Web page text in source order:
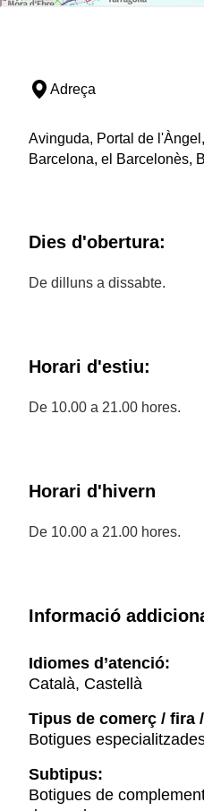
Adreça
Avinguda, Portal de
Barcelona, el Barcelonès,
Dies d'obertura:
De dilluns a dissabte.
Horari d'estiu:
De 10.00 a 21.00 hores.
Horari d'hivern
De 10.00 a 21.00 hores.
Informació
Idiomes d’atenció:
Català, Castellà
Tipus de comerç / fira
Botigues
Subtipus:
Botigues de